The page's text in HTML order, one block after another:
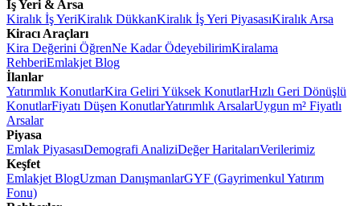
İş Yeri & Arsa
Kiralık İş YeriKiralık DükkanKiralık İş Yeri PiyasasıKiralık Arsa
Kiracı Araçları
Kira Değerini ÖğrenNe Kadar ÖdeyebilirimKiralama
RehberiEmlakjet Blog
İlanlar
Yatırımlık KonutlarKira Geliri Yüksek KonutlarHızlı Geri Dönüşlü
KonutlarFiyatı Düşen KonutlarYatırımlık ArsalarUygun m² Fiyatlı
Arsalar
Piyasa
Emlak PiyasasıDemografi AnaliziDeğer HaritalarıVerilerimiz
Keşfet
Emlakjet BlogUzman DanışmanlarGYF (Gayrimenkul Yatırım
Fonu)